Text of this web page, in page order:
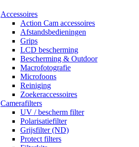
Accessoires
Action Cam accessoires
Afstandsbedieningen
Grips
LCD bescherming
Bescherming & Outdoor
Macrofotografie
Microfoons
Reiniging
Zoekeraccessoires
Camerafilters
UV / bescherm filter
Polarisatiefilter
Grijsfilter (ND)
Protect filters